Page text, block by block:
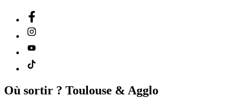
Où sortir ? Toulouse & Agglo